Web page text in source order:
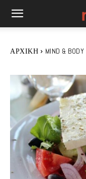
ΑΡΧΙΚΉ MIND & BODY